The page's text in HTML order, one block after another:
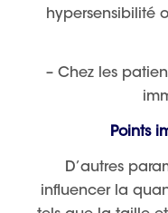
hypersensibilité
– Chez les
Points
D’autres
influencer la